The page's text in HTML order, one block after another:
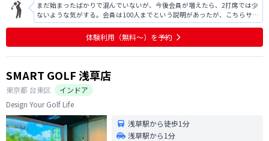
まだ始まったばかりで混んでいないが、今後会員が増えたら、2打席では少
ないような気がする。会員は100人までという説明があったが、こちらサイ
ドでは分からない。またシュミレーションゴルフは、年寄にはかなり難し
い機械なので、分かりやすくマンツーマンで説明してもらえるとありがた
い。 最後に、練習中に喉が渇く
体験利用（無料〜）を予約
SMART GOLF 浅草店
東京都 台東区
インドア
Design Your Golf Life
浅草駅から徒歩1分
浅草駅から1分